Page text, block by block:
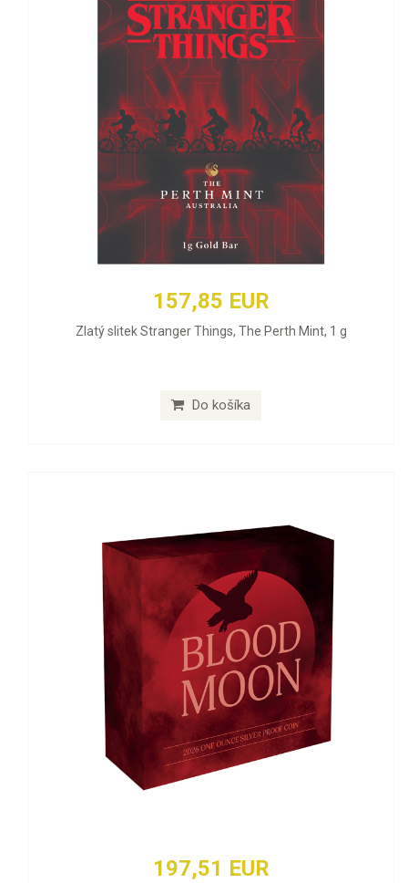
157,85 EUR
Zlatý slitek Stranger Things, The Perth Mint, 1 g
Do košíka
197,51 EUR